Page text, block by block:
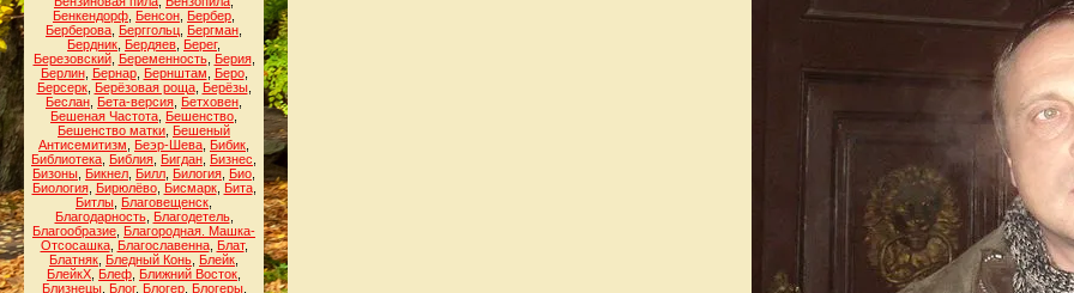
Бенкендорф Бенсон Бербер
Берберова Берггольц Бергман
Бердник Бердяев Берег,
Березовский, Беременность, Берия,
Берлин, Бернар, Бернштам Беро,
Берсерк, Берёзовая роща, Берёзы,
Беслан Бета-версия Бетховен
Бешеная Частота Бешенство
Бешенство матки Бешеный
Антисемитизм
Беэр-Шева Бибик
Библиотека Библия Бигдан Бизнес
Бизоны Бикнел Билл Билогия Био
Биология, Бирюлёво, Бисмарк, Бита,
Битлы Благовещенск
Благодарность, Благодетель,
Благообразие Благородная. Машка-
Отсосашка, Благославенна, Блат,
Блатняк Бледный Конь Блейк
БлейкХ Блеф Ближний Восток
Близнецы, Блог, Блогер, Блогеры,